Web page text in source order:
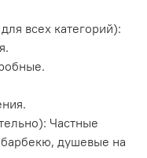
всех категорий):
Частные
душевые на